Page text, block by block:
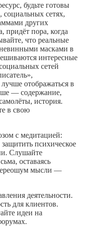
будьте готовы
социальных сетях,
других
придёт пора, когда
что реальные
масками в
интересные
сетей
отображаться в
— содержание,
история.
в свою
с медитацией:
психическое
Слушайте
оставаясь
мысли —
деятельности.
для клиентов.
идеи на